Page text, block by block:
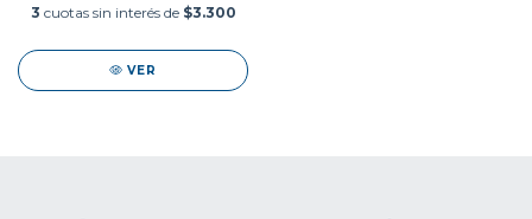
3 cuotas sin interés de $3.300
VER